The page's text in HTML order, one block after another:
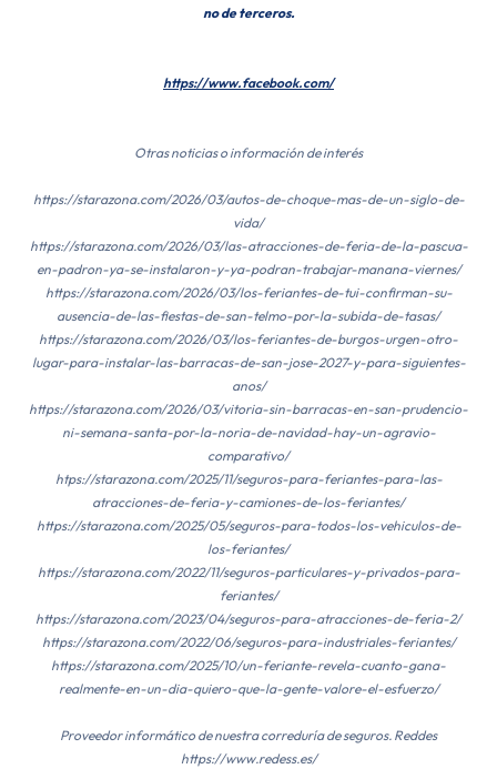
no de terceros.
https://www.facebook.com/
Otras noticias o información de interés
https://starazona.com/2026/03/autos-de-choque-mas-de-un-siglo-de-
vida/
https://starazona.com/2026/03/las-atracciones-de-feria-de-la-pascua-
en-padron-ya-se-instalaron-y-ya-podran-trabajar-manana-viernes/
https://starazona.com/2026/03/los-feriantes-de-tui-confirman-su-
ausencia-de-las-fiestas-de-san-telmo-por-la-subida-de-tasas/
https://starazona.com/2026/03/los-feriantes-de-burgos-urgen-otro-
lugar-para-instalar-las-barracas-de-san-jose-2027-y-para-siguientes-
anos/
https://starazona.com/2026/03/vitoria-sin-barracas-en-san-prudencio-
ni-semana-santa-por-la-noria-de-navidad-hay-un-agravio-
comparativo/
htps://starazona.com/2025/11/seguros-para-feriantes-para-las-
atracciones-de-feria-y-camiones-de-los-feriantes/
https://starazona.com/2025/05/seguros-para-todos-los-vehiculos-de-
los-feriantes/
https://starazona.com/2022/11/seguros-particulares-y-privados-para-
feriantes/
https://starazona.com/2023/04/seguros-para-atracciones-de-feria-2/
https://starazona.com/2022/06/seguros-para-industriales-feriantes/
https://starazona.com/2025/10/un-feriante-revela-cuanto-gana-
realmente-en-un-dia-quiero-que-la-gente-valore-el-esfuerzo/
Proveedor informático de nuestra correduría de seguros. Reddes
https://www.redess.es/